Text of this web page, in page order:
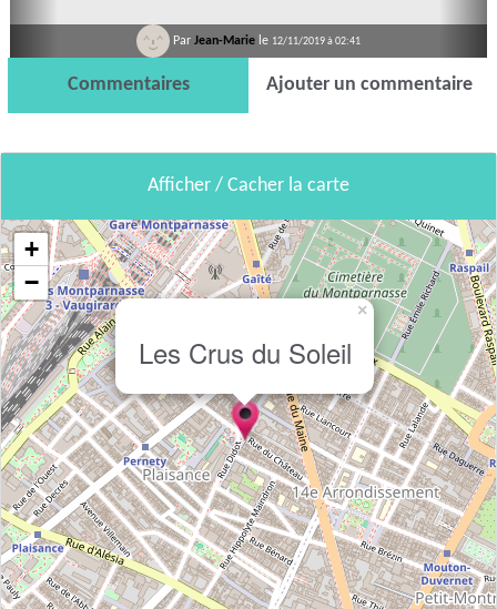
Par Jean-Marie le 12/11/2019 à 02:41
Commentaires Ajouter un commentaire
Afficher / Cacher la carte
Les Crus du Soleil
×
+
−